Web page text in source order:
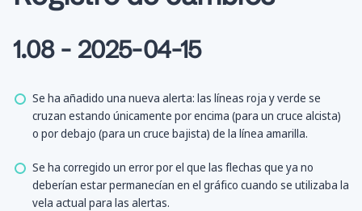
1.08 - 2025-04-15
Se ha añadido una nueva alerta: las líneas roja y verde se
cruzan estando únicamente por encima (para un cruce alcista)
o por debajo (para un cruce bajista) de la línea amarilla.
Se ha corregido un error por el que las flechas que ya no
deberían estar permanecían en el gráfico cuando se utilizaba la
vela actual para las alertas.